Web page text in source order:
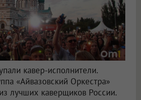
кавер-исполнители.
«Айвазовский Оркестра»
лучших каверщиков России.